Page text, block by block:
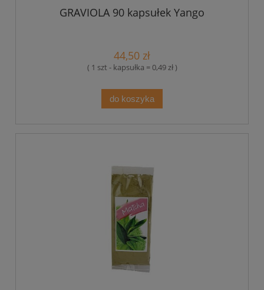
GRAVIOLA 90 kapsułek Yango
44,50 zł
( 1 szt - kapsułka = 0,49 zł )
do koszyka